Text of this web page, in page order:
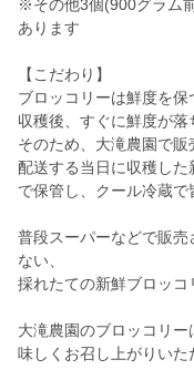
※その他3個(900グラム
あります
【こだわり】
ブロッコリーは鮮度を保
収穫後、すぐに鮮度が落
そのため、大滝農園で販
配送する当日に収穫し
で保管し、クール冷蔵で
普段スーパーなどで販売
ない、
採れたての新鮮ブロッコ
大滝農園のブロッコリ
味しくお召し上がりいた